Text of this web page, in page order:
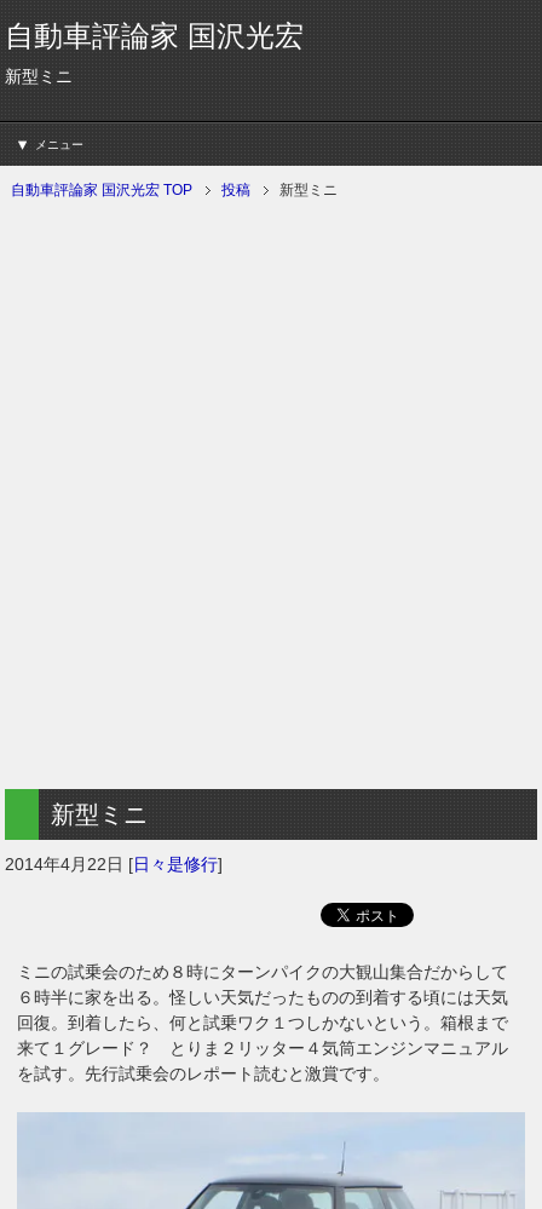
自動車評論家 国沢光宏
新型ミニ
メニュー
自動車評論家 国沢光宏 TOP 投稿 新型ミニ
新型ミニ
2014年4月22日 [日々是修行]
ミニの試乗会のため８時にターンパイクの大観山集合だからして
６時半に家を出る。怪しい天気だったものの到着する頃には天気
回復。到着したら、何と試乗ワク１つしかないという。箱根まで
来て１グレード？ とりま２リッター４気筒エンジンマニュアル
を試す。先行試乗会のレポート読むと激賞です。